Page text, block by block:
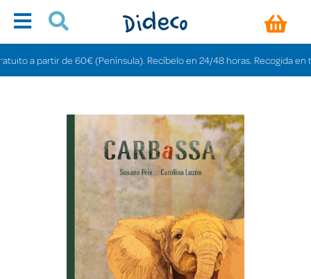
a partir de 60€ (Península). Recíbelo en 24/48 horas. Recogida en